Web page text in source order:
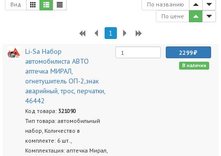
Вид
По названию
По цене
1
Li-Sa Набор
автомобилиста АВТО
аптечка МИРАЛ,
огнетушитель ОП-2,знак
аварийный, трос, перчатки,
46442
Код товара: 321090
Тип товара: автомобильный
набор, Количество в
комплекте: 6 шт.,
Комплектация: аптечка Мирал,
2299
В наличии